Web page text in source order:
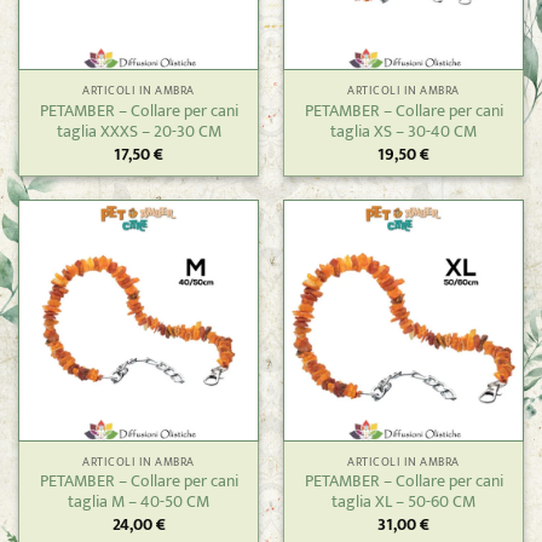
ARTICOLI IN AMBRA
PETAMBER – Collare per cani
taglia XXXS – 20-30 CM
17,50€
ARTICOLI IN AMBRA
PETAMBER – Collare per cani
taglia XS – 30-40 CM
19,50€
ARTICOLI IN AMBRA
PETAMBER – Collare per cani
taglia M – 40-50 CM
24,00€
ARTICOLI IN AMBRA
PETAMBER – Collare per cani
taglia XL – 50-60 CM
31,00€